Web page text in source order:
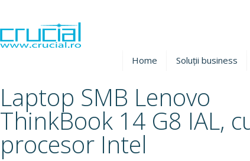
Home Soluții business
Laptop SMB Lenovo
ThinkBook 14 G8 IAL,
procesor Intel